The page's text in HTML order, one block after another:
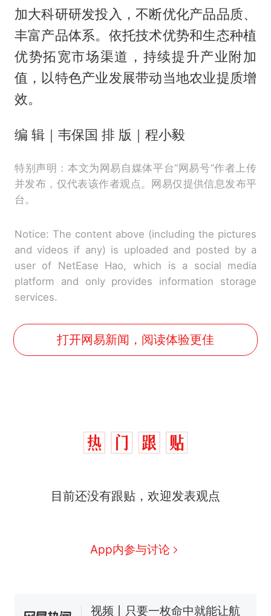
加大科研研发投入，不断优化产品品质、
丰富产品体系。依托技术优势和生态种植
优势拓宽市场渠道，持续提升产业附加
值，以特色产业发展带动当地农业提质增
效。
编 辑｜韦保国 排 版｜程小毅
特别声明：本文为网易自媒体平台“网易号”作者上传
并发布，仅代表该作者观点。网易仅提供信息发布平
台。
Notice: The content above (including the pictures
and videos if any) is uploaded and posted by a
user of NetEase Hao, which is a social media
platform and only provides information storage
services.
打开网易新闻，阅读体验更佳
目前还没有跟贴，欢迎发表观点
App内参与讨论
全部作废，公平么？
国大使骑行绕了几乎整个国境
线一圈，还曾两次到中国寻根
5万的小车卖不动，40万以上
的抢着买
视频丨只要一枚命中就能让航